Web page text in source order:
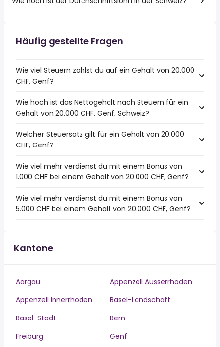
Häufig gestellte Fragen
Wie viel Steuern zahlst du auf ein Gehalt von 20.000
CHF, Genf?
Wie hoch ist das Nettogehalt nach Steuern für ein
Gehalt von 20.000 CHF, Genf, Schweiz?
Welcher Steuersatz gilt für ein Gehalt von 20.000
CHF, Genf?
Wie viel mehr verdienst du mit einem Bonus von
1.000 CHF bei einem Gehalt von 20.000 CHF, Genf?
Wie viel mehr verdienst du mit einem Bonus von
5.000 CHF bei einem Gehalt von 20.000 CHF, Genf?
Kantone
Aargau
Appenzell Ausserrhoden
Appenzell Innerrhoden
Basel-Landschaft
Basel-Stadt
Bern
Freiburg
Genf